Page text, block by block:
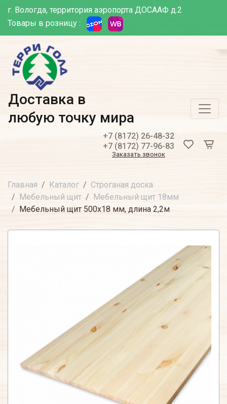
г. Вологда, территория аэропорта ДОСААФ д.2
Товары в розницу :
Доставка в
любую точку мира
+7 (8172) 26-48-32
+7 (8172) 77-96-83
Заказать звонок
Главная Каталог
Строганая доска
Мебельный щит
Мебельный щит 18мм
Мебельный щит 500х18 мм, длина 2,2м